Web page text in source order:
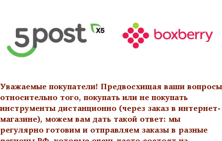
Уважаемые покупатели! Предвосхищая ваши вопросы
относительно того, покупать или не покупать
инструменты дистанционно (через заказ в интернет-
магазине), можем вам дать такой ответ: мы
регулярно готовим и отправляем заказы в разные